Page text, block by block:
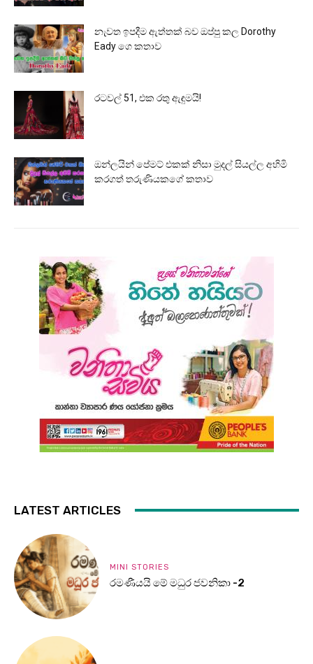
නැවත ඉපදීම ඇත්තක් බව ඔප්පු කල Dorothy
Eady ගෙ කතාව
රටවල් 51, එක රතු ඇඳුමයි!
ඔන්ලයින් පේමට් එකක් නිසා මුදල් සියල්ල අහිමි
කරගත් තරුණියකගේ කතාව
LATEST ARTICLES
MINI STORIES
රමණීයයි මේ මධුර ජවනිකා -2